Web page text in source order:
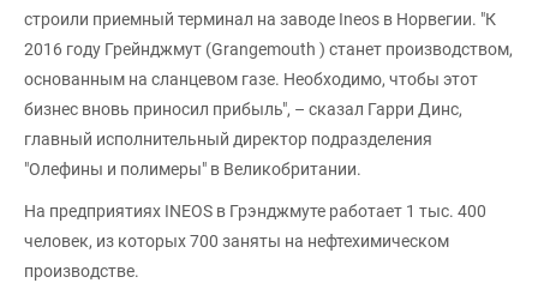
строили приемный терминал на заводе Ineos в Норвегии. "К
2016 году Грейнджмут (Grangemouth ) станет производством,
основанным на сланцевом газе. Необходимо, чтобы этот
бизнес вновь приносил прибыль", – сказал Гарри Динс,
главный исполнительный директор подразделения
"Олефины и полимеры" в Великобритании.
На предприятиях INEOS в Грэнджмуте работает 1 тыс. 400
человек, из которых 700 заняты на нефтехимическом
производстве.